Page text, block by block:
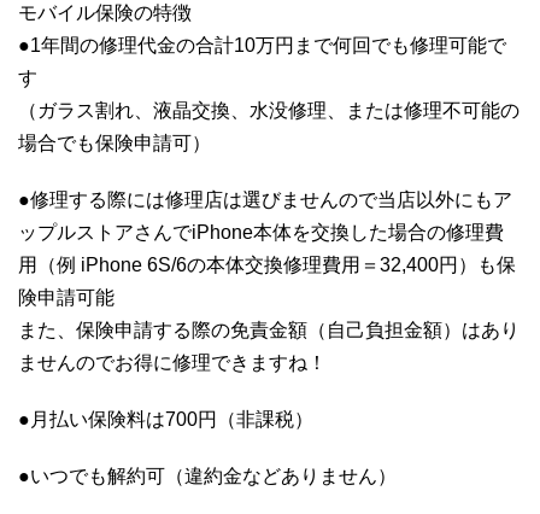
モバイル保険の特徴
●1年間の修理代金の合計10万円まで何回でも修理可能で
す
（ガラス割れ、液晶交換、水没修理、または修理不可能の
場合でも保険申請可）
●修理する際には修理店は選びませんので当店以外にもア
ップルストアさんでiPhone本体を交換した場合の修理費
用（例 iPhone 6S/6の本体交換修理費用＝32,400円）も保
険申請可能
また、保険申請する際の免責金額（自己負担金額）はあり
ませんのでお得に修理できますね！
●月払い保険料は700円（非課税）
●いつでも解約可（違約金などありません）